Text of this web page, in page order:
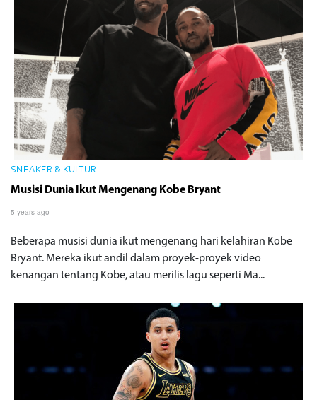
SNEAKER & KULTUR
Musisi Dunia Ikut Mengenang Kobe Bryant
5 years ago
Beberapa musisi dunia ikut mengenang hari kelahiran Kobe
Bryant. Mereka ikut andil dalam proyek-proyek video
kenangan tentang Kobe, atau merilis lagu seperti Ma...